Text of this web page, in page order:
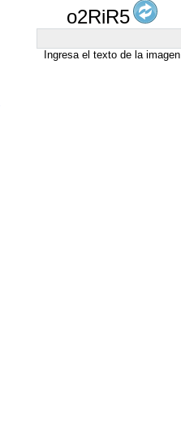
o2RiR5
Ingresa el texto de la imagen